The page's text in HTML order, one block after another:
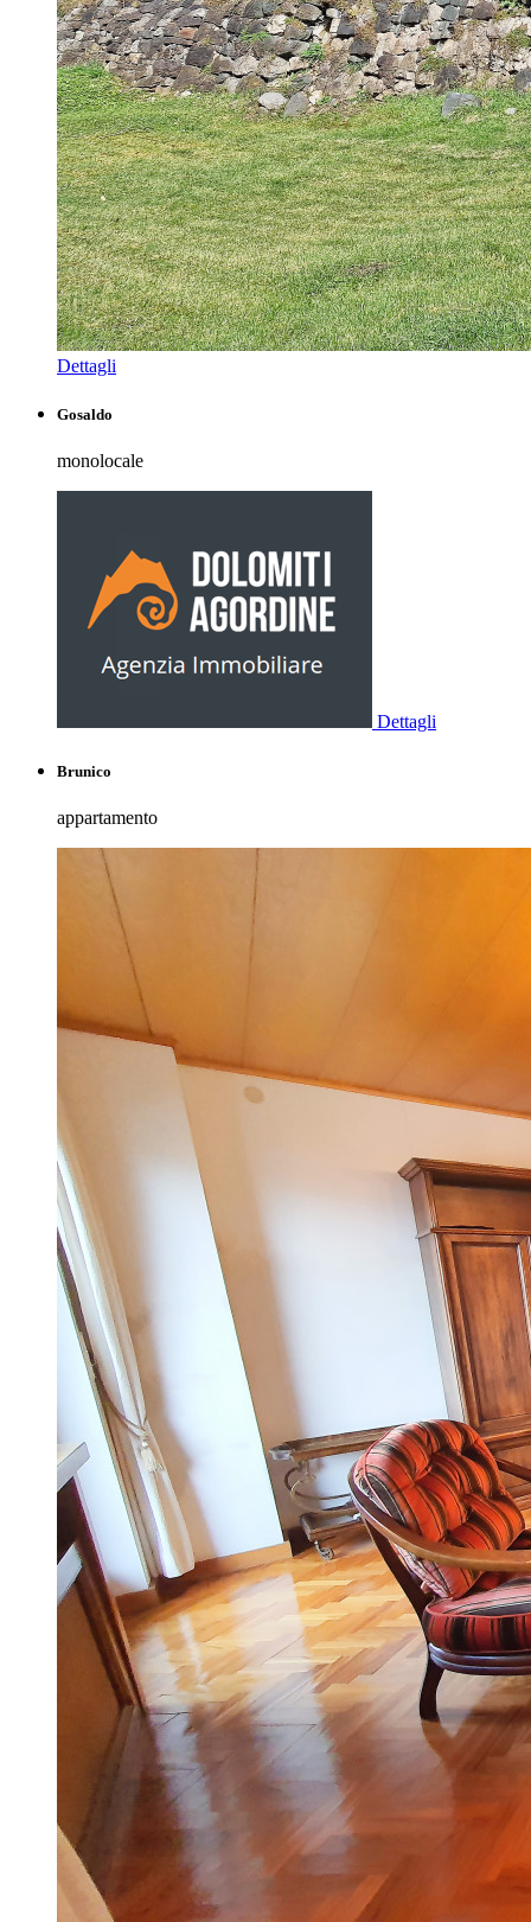
Dettagli
Gosaldo
monolocale
Dettagli
Brunico
appartamento